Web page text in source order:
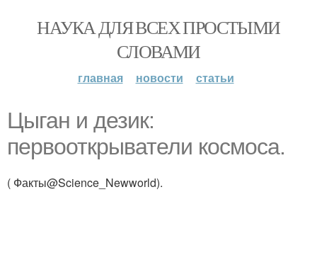
НАУКА ДЛЯ ВСЕХ ПРОСТЫМИ
СЛОВАМИ
главная новости статьи
Цыган и дезик:
первооткрыватели космоса.
( Факты@Science_Newworld).